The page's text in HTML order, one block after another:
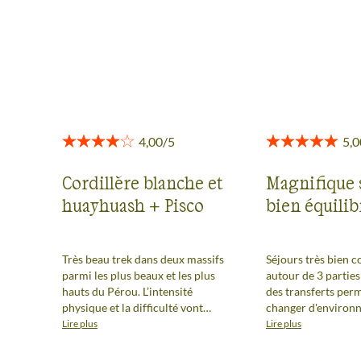
Cordillère blanche et
huayhuash + Pisco
Très beau trek dans deux massifs
parmi les plus beaux et les plus
hauts du Pérou. L’intensité
physique et la difficulté vont
crescendo jusqu’à l’ascension du
Lire plus
Magnifique
bien
Séjours très bien
autour de 3
des transferts
changer
permettant une
Lire plus